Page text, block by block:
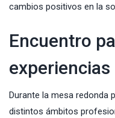
cambios positivos en la
Encuentro
experiencias
Durante la mesa redonda
distintos ámbitos